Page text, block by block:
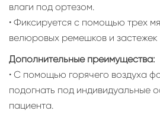
влаги под ортезом.
• Фиксируется с помощью трех
велюровых ремешков и застежек
Дополнительные преимущества:
• С помощью горячего воздуха
подогнать под индивидуальные
пациента.